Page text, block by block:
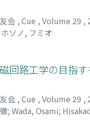
会 , Cue , Volume 29 ,
ホソノ, フミオ
回路工学の目指す
会 , Cue , Volume 29 ,
; Wada, Osami;